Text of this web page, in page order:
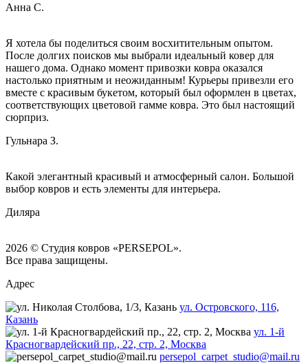
Анна С.
Я хотела бы поделиться своим восхитительным опытом.
После долгих поисков мы выбрали идеальный ковер для
нашего дома. Однако момент привозки ковра оказался
настолько приятным и неожиданным! Курьеры привезли его
вместе с красивым букетом, который был оформлен в цветах,
соответствующих цветовой гамме ковра. Это был настоящий
сюрприз.
Гульнара З.
Какой элегантный красивый и атмосферный салон. Большой
выбор ковров и есть элементы для интерьера.
Диляра
2026 © Студия ковров «PERSEPOL».
Все права защищены.
Адрес
ул. Островского, 116,
Казань
ул. 1-й
Красногвардейский пр., 22, стр. 2, Москва
persepol_carpet_studio@mail.ru